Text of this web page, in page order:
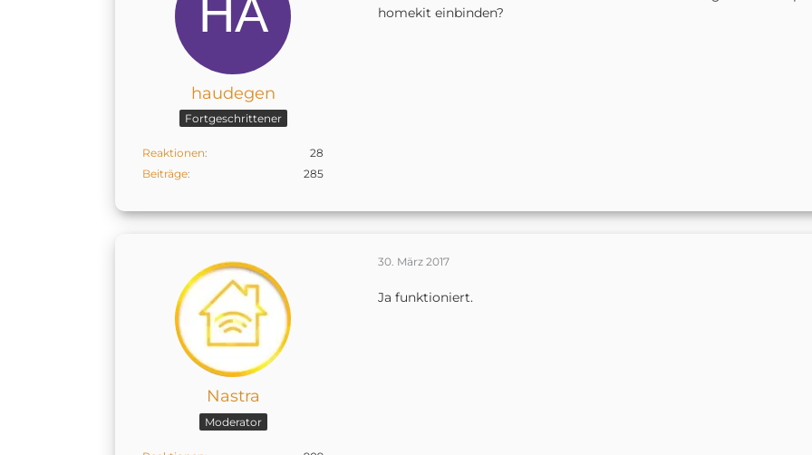
haudegen
Fortgeschrittener
Reaktionen
28
Beiträge
285
homekit einbinden?
Nastra
Moderator
30. März 2017
Ja funktioniert.